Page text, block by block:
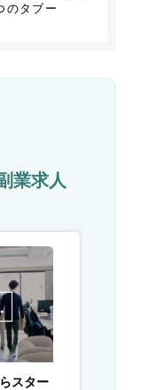
のタブー
業求人
スター